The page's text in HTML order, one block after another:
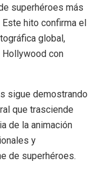
superhéroes más
hito confirma el
global,
con
sigue demostrando
que trasciende
de la animación
y
de superhéroes.